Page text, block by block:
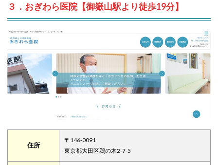
３．おぎわら医院【御嶽山駅より徒歩19分】
住所
〒146-0091
東京都大田区鵜の木2-7-5